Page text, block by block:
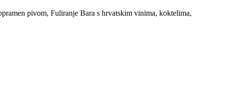
pivom, Fuliranje Bara s hrvatskim vinima, koktelima,